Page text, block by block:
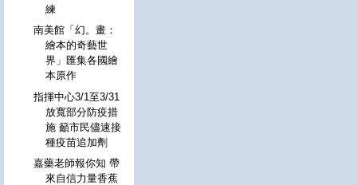
練
南美館「幻。畫：
繪本的奇藝世
界」匯集各國繪
本原作
指揮中心3/1至3/31
放寬部分防疫措
施 籲市民儘速接
種疫苗追加劑
嘉藥老師報你知 帶
來自信力量香蕉